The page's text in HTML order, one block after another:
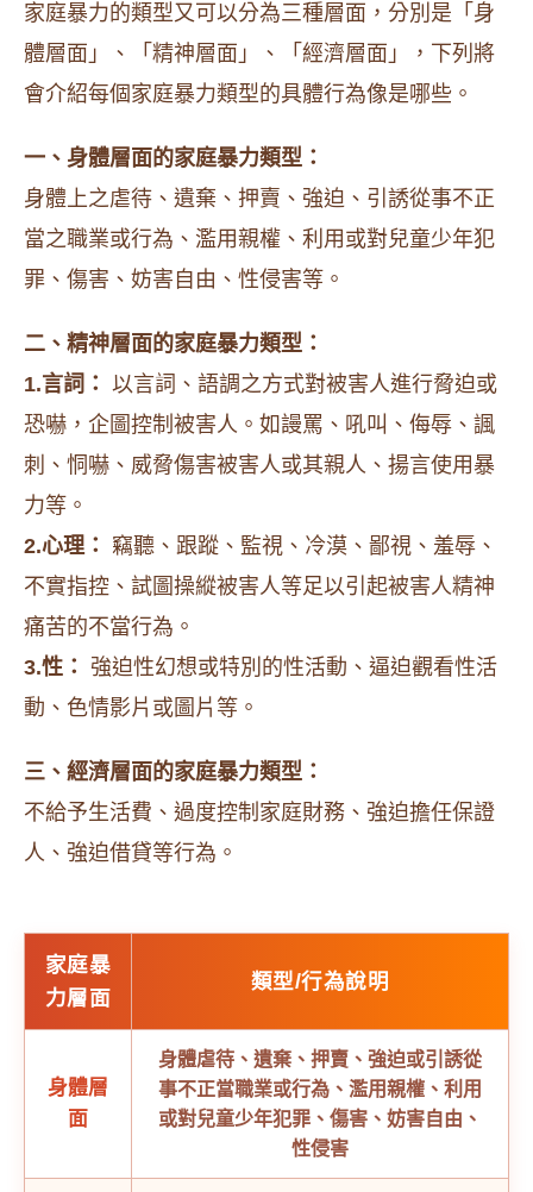
家庭暴力的類型又可以分為三種層面，分別是「身
體層面」、「精神層面」、「經濟層面」，下列將
會介紹每個家庭暴力類型的具體行為像是哪些。
一、身體層面的家庭暴力類型：
身體上之虐待、遺棄、押賣、強迫、引誘從事不正
當之職業或行為、濫用親權、利用或對兒童少年犯
罪、傷害、妨害自由、性侵害等。
二、精神層面的家庭暴力類型：
1.言詞： 以言詞、語調之方式對被害人進行脅迫或
恐嚇，企圖控制被害人。如謾罵、吼叫、侮辱、諷
刺、恫嚇、威脅傷害被害人或其親人、揚言使用暴
力等。
2.心理：
竊聽、跟蹤、監視、冷漠、鄙視、羞辱、
不實指控、試圖操縱被害人等足以引起被害人精神
痛苦的不當行為。
3.性：
強迫性幻想或特別的性活動、逼迫觀看性活
動、色情影片或圖片等。
三、經濟層面的家庭暴力類型：
不給予生活費、過度控制家庭財務、強迫擔任保證
人、強迫借貸等行為。
家庭暴
力層面
類型/行為說明
身體層
面
身體虐待、遺棄、押賣、強迫或引誘從
事不正當職業或行為、濫用親權、利用
或對兒童少年犯罪、傷害、妨害自由、
性侵害